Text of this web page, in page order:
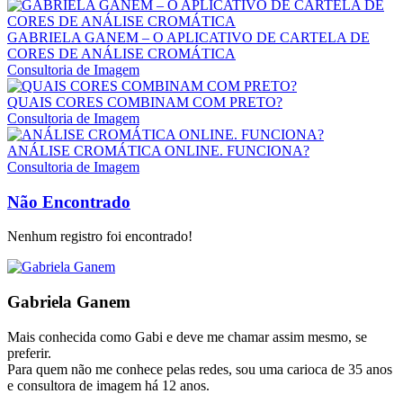
GABRIELA GANEM – O APLICATIVO DE CARTELA DE
CORES DE ANÁLISE CROMÁTICA
Consultoria de Imagem
QUAIS CORES COMBINAM COM PRETO?
Consultoria de Imagem
ANÁLISE CROMÁTICA ONLINE. FUNCIONA?
Consultoria de Imagem
Não Encontrado
Nenhum registro foi encontrado!
Gabriela Ganem
Mais conhecida como Gabi e deve me chamar assim mesmo, se
preferir.
Para quem não me conhece pelas redes, sou uma carioca de 35 anos
e consultora de imagem há 12 anos.